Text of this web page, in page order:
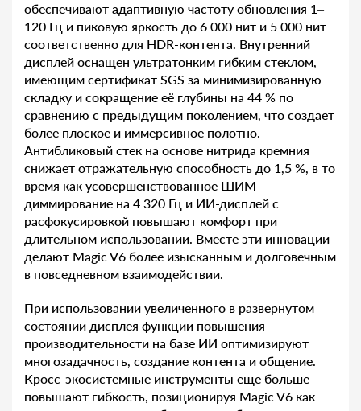
обеспечивают адаптивную частоту обновления 1–
120 Гц и пиковую яркость до 6 000 нит и 5 000 нит
соответственно для HDR-контента. Внутренний
дисплей оснащен ультратонким гибким стеклом,
имеющим сертификат SGS за минимизированную
складку и сокращение её глубины на 44 % по
сравнению с предыдущим поколением, что создает
более плоское и иммерсивное полотно.
Антибликовый стек на основе нитрида кремния
снижает отражательную способность до 1,5 %, в то
время как усовершенствованное ШИМ-
диммирование на 4 320 Гц и ИИ-дисплей с
расфокусировкой повышают комфорт при
длительном использовании. Вместе эти инновации
делают Magic V6 более изысканным и долговечным
в повседневном взаимодействии.
При использовании увеличенного в развернутом
состоянии дисплея функции повышения
производительности на базе ИИ оптимизируют
многозадачность, создание контента и общение.
Кросс-экосистемные инструменты еще больше
повышают гибкость, позиционируя Magic V6 как